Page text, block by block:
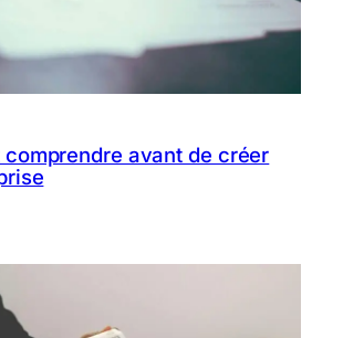
comprendre avant de créer